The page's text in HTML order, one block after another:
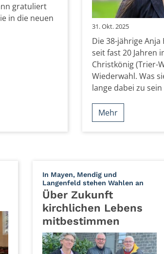
gratuliert
in die neuen
31. Okt. 2025
Die 38-jährige
seit fast 20 Jahren
Christkönig (Trier-
Wiederwahl. Was
lange dabei zu
Mehr
In Mayen, Mendig und
Langenfeld stehen Wahlen an
Über Zukunft
kirchlichen Lebens
mitbestimmen